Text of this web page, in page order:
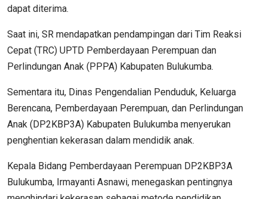
dapat diterima.
Saat ini, SR mendapatkan pendampingan dari Tim Reaksi
Cepat (TRC) UPTD Pemberdayaan Perempuan dan
Perlindungan Anak (PPPA) Kabupaten Bulukumba.
Sementara itu, Dinas Pengendalian Penduduk, Keluarga
Berencana, Pemberdayaan Perempuan, dan Perlindungan
Anak (DP2KBP3A) Kabupaten Bulukumba menyerukan
penghentian kekerasan dalam mendidik anak.
Kepala Bidang Pemberdayaan Perempuan DP2KBP3A
Bulukumba, Irmayanti Asnawi, menegaskan pentingnya